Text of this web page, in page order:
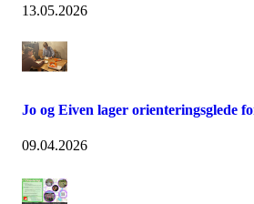
13.05.2026
Jo og Eiven lager orienteringsglede
09.04.2026